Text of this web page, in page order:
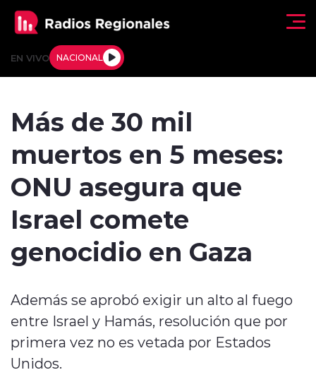
EN VIVO NACIONAL
Deportes
Internacional
Entrevistas
Más de 30 mil
muertos en 5 meses:
ONU asegura que
Israel comete
genocidio en Gaza
Además se aprobó exigir un alto al fuego
entre Israel y Hamás, resolución que por
primera vez no es vetada por Estados
Unidos.